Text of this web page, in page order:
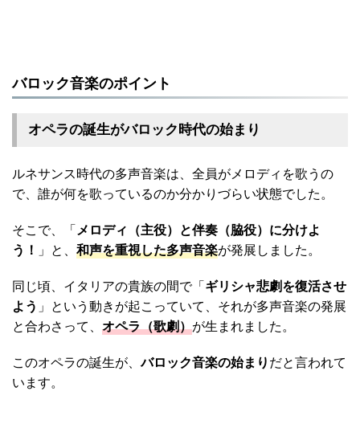
バロック音楽のポイント
オペラの誕生がバロック時代の始まり
ルネサンス時代の多声音楽は、全員がメロディを歌うの
で、誰が何を歌っているのか分かりづらい状態でした。
そこで、「メロディ（主役）と伴奏（脇役）に分けよ
う！ 」と、 和声を重視した多声音楽が発展しました。
同じ頃、イタリアの貴族の間で「ギリシャ悲劇を復活させ
よう 」という動きが起こっていて、それが多声音楽の発展
と合わさって、 オペラ（歌劇）が生まれました。
このオペラの誕生が、バロック音楽の始まりだと言われて
います。